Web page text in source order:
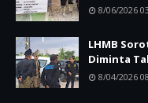
8/06/2026
LHMB
Diminta
8/04/2026